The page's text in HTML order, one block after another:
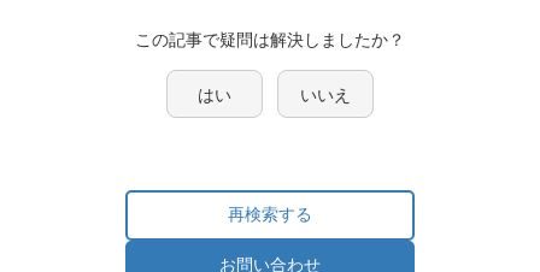
この記事で疑問は解決しましたか？
はい いいえ
再検索する
お問い合わせ